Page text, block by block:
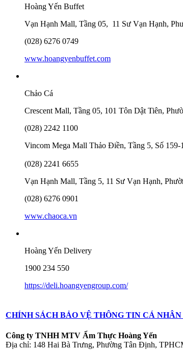
Hoàng Yến Buffet
Vạn Hạnh Mall, Tầng 05, 11 Sư Vạn Hạnh,
(028) 6276 0749
www.hoangyenbuffet.com
Chảo Cá
Crescent Mall, Tầng 05, 101 Tôn Dật Tiên,
(028) 2242 1100
Vincom Mega Mall Thảo Điền, Tầng 5, Số
(028) 2241 6655
Vạn Hạnh Mall, Tầng 5, 11 Sư Vạn Hạnh,
(028) 6276 0901
www.chaoca.vn
Hoàng Yến Delivery
1900 234 550
https://deli.hoangyengroup.com/
CHÍNH SÁCH BẢO VỆ THÔNG TIN CÁ
Công ty TNHH MTV Ẩm Thực Hoàng Yến
Địa chỉ: 148 Hai Bà Trưng, Phường Tân Định,